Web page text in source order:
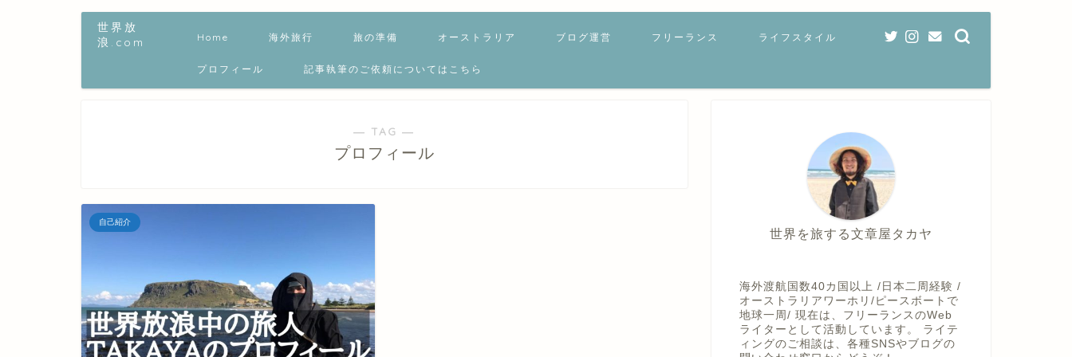
世界放
浪.com
Home 海外旅行 旅の準備 オーストラリア ブログ運営 フリーランス ライフスタイル
プロフィール 記事執筆のご依頼についてはこちら
― TAG ―
プロフィール
自己紹介
世界を旅する文章屋タカヤ
海外渡航国数40カ国以上 /日本二周経験 /
オーストラリアワーホリ/ピースボートで
地球一周/ 現在は、フリーランスのWeb
ライターとして活動しています。 ライテ
ィングのご相談は、各種SNSやブログの